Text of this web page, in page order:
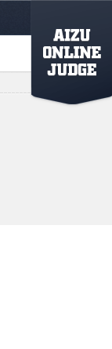
PAGETOP